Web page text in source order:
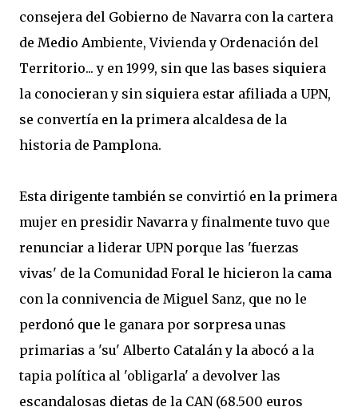
consejera del Gobierno de Navarra con la cartera
de Medio Ambiente, Vivienda y Ordenación del
Territorio... y en 1999, sin que las bases siquiera
la conocieran y sin siquiera estar afiliada a UPN,
se convertía en la primera alcaldesa de la
historia de Pamplona.
Esta dirigente también se convirtió en la primera
mujer en presidir Navarra y finalmente tuvo que
renunciar a liderar UPN porque las 'fuerzas
vivas' de la Comunidad Foral le hicieron la cama
con la connivencia de Miguel Sanz, que no le
perdonó que le ganara por sorpresa unas
primarias a 'su' Alberto Catalán y la abocó a la
tapia política al 'obligarla' a devolver las
escandalosas dietas de la CAN (68.500 euros